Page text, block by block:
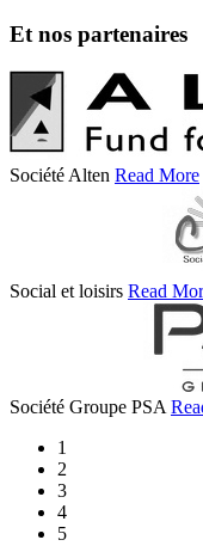
Et nos partenaires
Société Alten Read More
Social et loisirs Read
Société Groupe PSA
1
2
3
4
5